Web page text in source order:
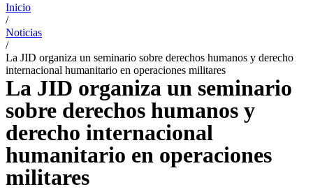
Inicio
/
Noticias
/
La JID organiza un seminario sobre derechos humanos y derecho
internacional humanitario en operaciones militares
La JID organiza un seminario
sobre derechos humanos y
derecho internacional
humanitario en operaciones
militares